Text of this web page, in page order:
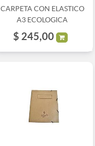
CARPETA CON ELASTICO
A3 ECOLOGICA
$ 245,00